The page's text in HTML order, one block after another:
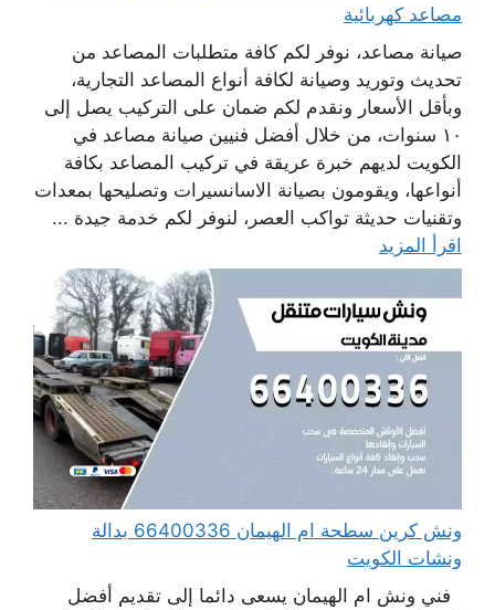
مصاعد كهربائية
صيانة مصاعد، نوفر لكم كافة متطلبات المصاعد من
تحديث وتوريد وصيانة لكافة أنواع المصاعد التجارية،
وبأقل الأسعار ونقدم لكم ضمان على التركيب يصل إلى
١٠ سنوات، من خلال أفضل فنيين صيانة مصاعد في
الكويت لديهم خبرة عريقة في تركيب المصاعد بكافة
أنواعها، ويقومون بصيانة الاسانسيرات وتصليحها بمعدات
وتقنيات حديثة تواكب العصر، لنوفر لكم خدمة جيدة ...
اقرأ المزيد
ونش كرين سطحة ام الهيمان 66400336 بدالة
ونشات الكويت
فني ونش ام الهيمان يسعى دائما إلى تقديم أفضل